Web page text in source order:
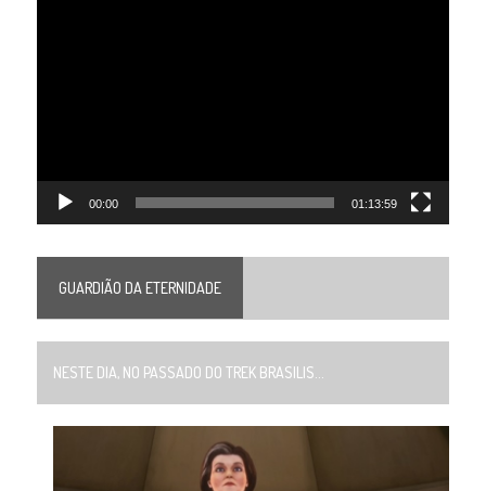
00:00 01:13:59
GUARDIÃO DA ETERNIDADE
NESTE DIA, NO PASSADO DO TREK BRASILIS...